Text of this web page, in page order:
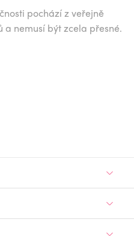
pochází z veřejně
nemusí být zcela přesné.